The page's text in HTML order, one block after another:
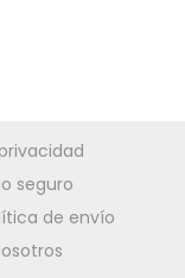
seguro
de envío